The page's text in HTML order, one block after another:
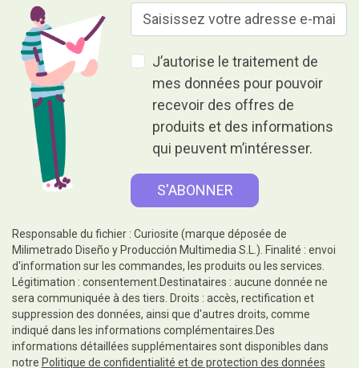
J’autorise le traitement de
mes données pour pouvoir
recevoir des offres de
produits et des informations
qui peuvent m’intéresser.
Responsable du fichier : Curiosite (marque déposée de
Milimetrado Diseño y Producción Multimedia S.L.). Finalité : envoi
d'information sur les commandes, les produits ou les services.
Légitimation : consentement.Destinataires : aucune donnée ne
sera communiquée à des tiers. Droits : accès, rectification et
suppression des données, ainsi que d'autres droits, comme
indiqué dans les informations complémentaires.Des
informations détaillées supplémentaires sont disponibles dans
notre Politique de confidentialité et de protection des données